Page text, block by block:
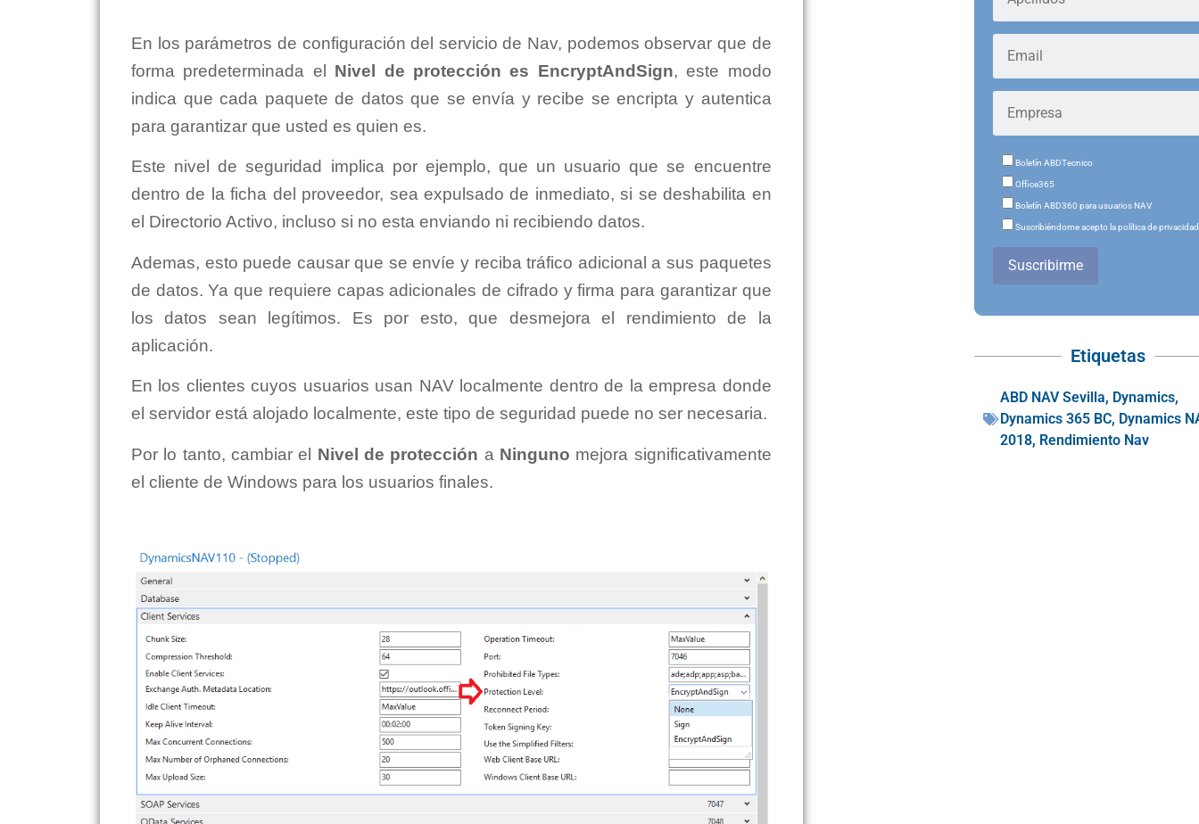
En los parámetros de configuración del servicio de Nav, podemos observar que de
forma predeterminada el Nivel de protección es EncryptAndSign, este modo
indica que cada paquete de datos que se envía y recibe se encripta y autentica
para garantizar que usted es quien es.
Este nivel de seguridad implica por ejemplo, que un usuario que se encuentre
dentro de la ficha del proveedor, sea expulsado ​​de inmediato, si se deshabilita en
el Directorio Activo, incluso si no esta enviando ni recibiendo datos.
Ademas, esto puede causar que se envíe y reciba tráfico adicional a sus paquetes
de datos. Ya que requiere capas adicionales de cifrado y firma para garantizar que
los datos sean legítimos. Es por esto, que desmejora el rendimiento de la
aplicación.
En los clientes cuyos usuarios usan NAV localmente dentro de la empresa donde
el servidor está alojado localmente, este tipo de seguridad puede no ser necesaria.
Por lo tanto, cambiar el Nivel de protección a Ninguno mejora significativamente
el cliente de Windows para los usuarios finales.
Boletín ABDTecnico
Office365
Boletín ABD360 para usuarios NAV
Suscribiéndome acepto la política de privacidad
Suscribirme
Etiquetas
ABD NAV Sevilla, Dynamics,
Dynamics 365 BC, Dynamics
2018, Rendimiento Nav